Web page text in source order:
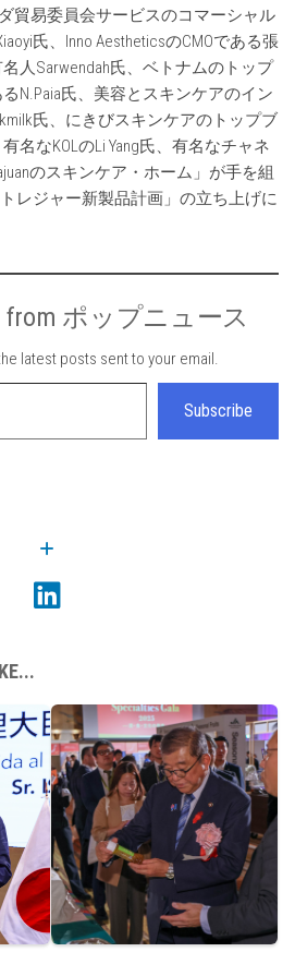
貿易委員会サービスのコマーシャル
氏、Inno AestheticsのCMOである張
人Sarwendah氏、ベトナムのトップ
N.Paia氏、美容とスキンケアのイン
氏、にきびスキンケアのトップブ
名なKOLのLi Yang氏、有名なチャネ
のスキンケア・ホーム」が手を組
レジャー新製品計画」の立ち上げに
from ポップニュース
latest posts sent to your email.
Subscribe